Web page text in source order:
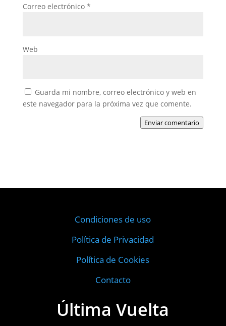
Correo electrónico *
Web
Guarda mi nombre, correo electrónico y web en
este navegador para la próxima vez que comente.
Enviar comentario
Condiciones de uso
Política de Privacidad
Política de Cookies
Contacto
Última Vuelta